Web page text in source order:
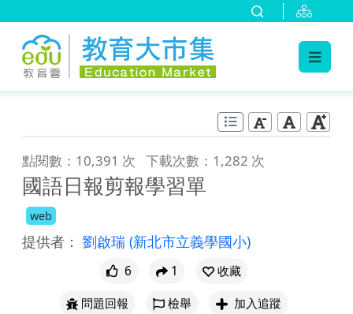
點閱數：10,391 次 下載次數：1,282 次
國語日報剪報學習單
web
提供者： 劉啟瑞 (新北市立義學國小)
6 1
收藏
問題回報
檢舉 加入追蹤